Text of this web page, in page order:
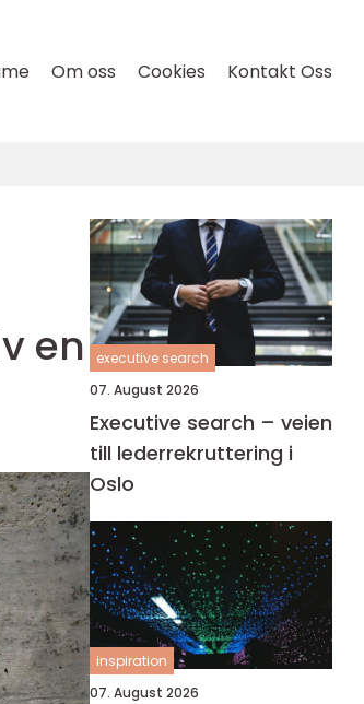
Om oss Cookies Kontakt Oss
en
executive search
07. August 2026
Executive search – veien
till lederrekruttering i
Oslo
inspiration
07. August 2026